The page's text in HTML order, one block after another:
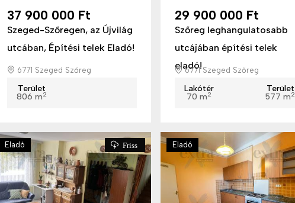
37 900 000 Ft
Szeged-Szőregen, az Újvilág
utcában, Építési telek Eladó!
6771 Szeged Szőreg
Terület
806 m2
29 900 000 Ft
Szőreg leghangulatosabb
utcájában építési telek
eladó!
6771 Szeged Szőreg
Lakótér
70 m2
Terület
577 m2
Eladó Friss Eladó